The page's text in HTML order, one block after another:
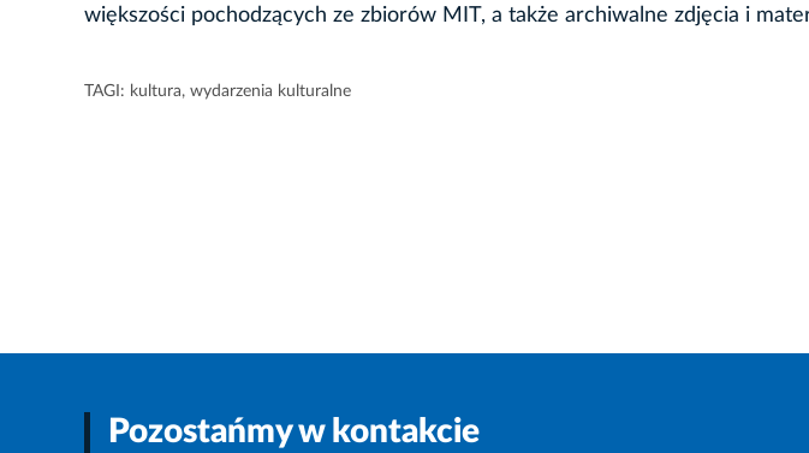
większości pochodzących ze zbiorów MIT, a także archiwalne zdjęcia i
TAGI: kultura, wydarzenia kulturalne
Pozostańmy w kontakcie